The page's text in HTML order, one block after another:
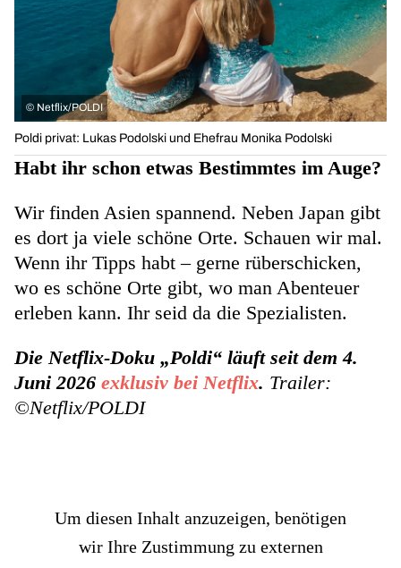
© Netflix/POLDI
Poldi privat: Lukas Podolski und Ehefrau Monika Podolski
Habt ihr schon etwas Bestimmtes im Auge?
Wir finden Asien spannend. Neben Japan gibt
es dort ja viele schöne Orte. Schauen wir mal.
Wenn ihr Tipps habt – gerne rüberschicken,
wo es schöne Orte gibt, wo man Abenteuer
erleben kann. Ihr seid da die Spezialisten.
Die Netflix-Doku „Poldi“ läuft seit dem 4.
Juni 2026 exklusiv bei Netflix. Trailer:
©Netflix/POLDI
Um diesen Inhalt anzuzeigen, benötigen
wir Ihre Zustimmung zu externen